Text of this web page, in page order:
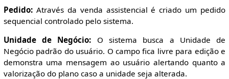
Pedido:Através da venda assistencial é criado um pedido
sequencial controlado pelo sistema.
Unidade de Negócio: O sistema busca a Unidade de
Negócio padrão do usuário. O campo fica livre para edição e
demonstra uma mensagem ao usuário alertando quanto a
valorização do plano caso a unidade seja alterada.